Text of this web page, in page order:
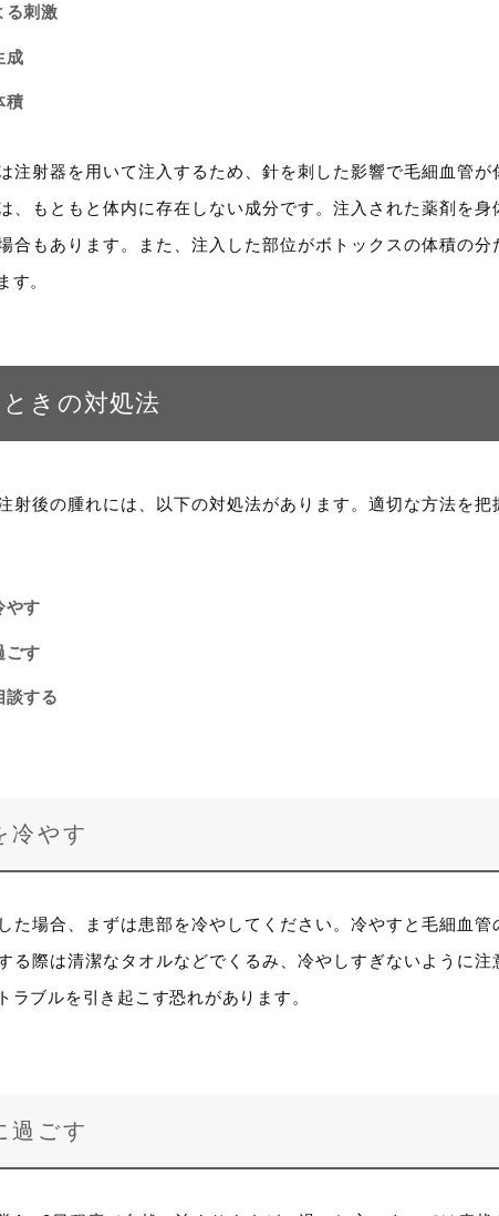
る刺激
成
積
注射器を用いて注入するため、針を刺した影響で毛細血管
、もともと体内に存在しない成分です。注入された薬剤を
合もあります。また、注入した部位がボトックスの体積の
す。
きの対処法
射後の腫れには、以下の対処法があります。適切な方法を
やす
ごす
談する
冷やす
た場合、まずは患部を冷やしてください。冷やすと毛細血
る際は清潔なタオルなどでくるみ、冷やしすぎないように
ラブルを引き起こす恐れがあります。
過ごす